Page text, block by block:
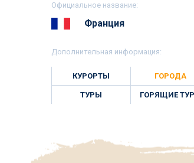
Официальное название:
Франция
Дополнительная информация:
КУРОРТЫ ГОРОДА
ТУРЫ ГОРЯЩИЕ